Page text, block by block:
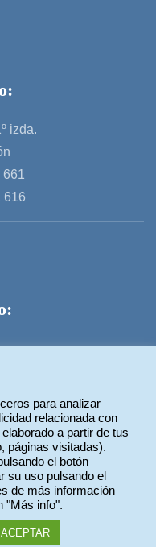
izda.
661
616
Web
para analizar
relacionada con
a partir de tus
páginas visitadas).
el botón
su uso pulsando el
de más información
"Más info".
ACEPTAR